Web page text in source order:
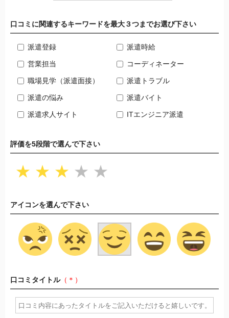
口コミに関連するキーワードを最大３つまでお選び下さい
派遣登録 派遣時給
営業担当 コーディネーター
職場見学（派遣面接） 派遣トラブル
派遣の悩み 派遣バイト
派遣求人サイト ITエンジニア派遣
評価を5段階で選んで下さい
★ ★ ★ ★ ★
アイコンを選んで下さい
口コミタイトル（＊）